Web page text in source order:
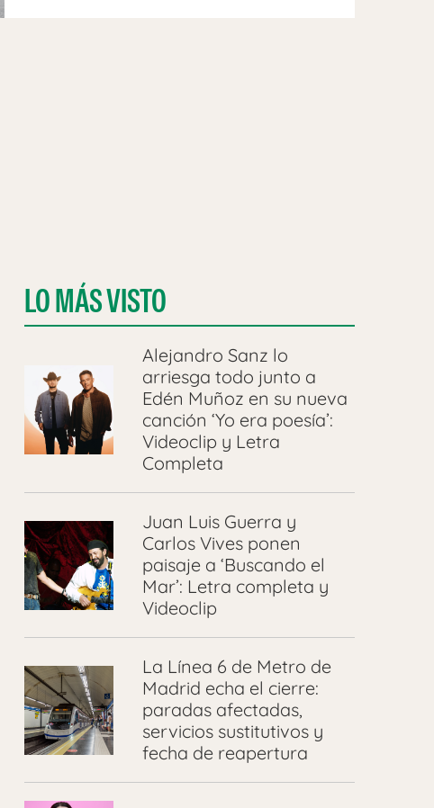
LO MÁS VISTO
Alejandro Sanz lo
arriesga todo junto a
Edén Muñoz en su nueva
canción ‘Yo era poesía’:
Videoclip y Letra
Completa
Juan Luis Guerra y
Carlos Vives ponen
paisaje a ‘Buscando el
Mar’: Letra completa y
Videoclip
La Línea 6 de Metro de
Madrid echa el cierre:
paradas afectadas,
servicios sustitutivos y
fecha de reapertura